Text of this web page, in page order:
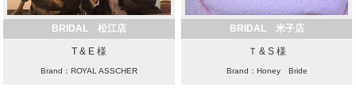
BRIDAL 松江店
T & E 様
Brand：ROYAL ASSCHER
BRIDAL 米子店
Ｔ & S 様
Brand：Honey Bride